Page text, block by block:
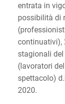
entrata in
possibilità di
continuativi),
stagionali
(lavoratori
spettacolo)
2020.